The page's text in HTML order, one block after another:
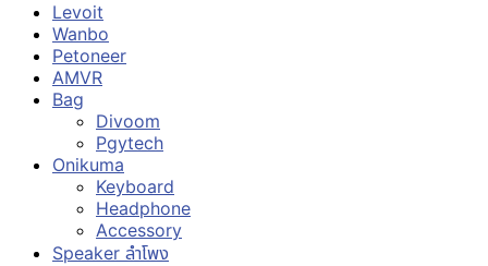
Levoit
Wanbo
Petoneer
AMVR
Bag
Divoom
Pgytech
Onikuma
Keyboard
Headphone
Accessory
Speaker ลำโพง